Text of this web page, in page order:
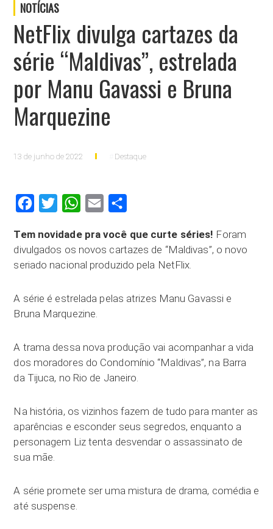
NOTÍCIAS
NetFlix divulga cartazes da
série “Maldivas”, estrelada
por Manu Gavassi e Bruna
Marquezine
13 de junho de 2022 Destaque
FacebookTwitter WhatsApp
Email
Tem novidade pra você que curte séries! Foram
divulgados os novos cartazes de “Maldivas”, o novo
seriado nacional produzido pela NetFlix.
A série é estrelada pelas atrizes Manu Gavassi e
Bruna Marquezine.
A trama dessa nova produção vai acompanhar a vida
dos moradores do Condomínio “Maldivas”, na Barra
da Tijuca, no Rio de Janeiro.
Na história, os vizinhos fazem de tudo para manter as
aparências e esconder seus segredos, enquanto a
personagem Liz tenta desvendar o assassinato de
sua mãe.
A série promete ser uma mistura de drama, comédia e
até suspense.